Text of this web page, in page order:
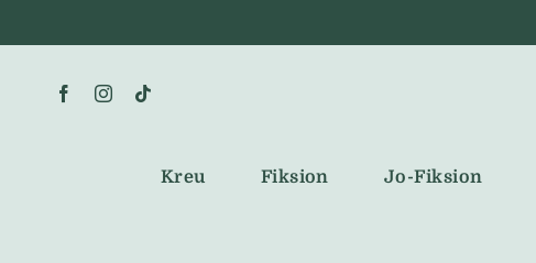
to
content
Kreu Fiksion Jo-Fiksion